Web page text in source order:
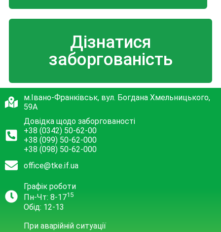
Дізнатися
заборгованість
м.Івано-Франківськ, вул. Богдана Хмельницького,
59А
Довідка щодо заборгованості
+38 (0342) 50-62-00
+38 (099) 50-62-000
+38 (098) 50-62-000
office@tke.if.ua
Графік роботи
Пн-Чт: 8-1715
Обід: 12-13
При аварійній ситуації